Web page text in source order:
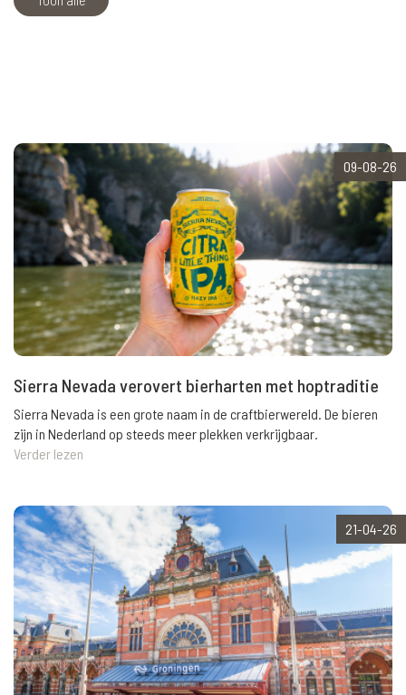
09-08-26
Sierra Nevada verovert bierharten met hoptraditie
Sierra Nevada is een grote naam in de craftbierwereld. De bieren
zijn in Nederland op steeds meer plekken verkrijgbaar.
Verder lezen
21-04-26